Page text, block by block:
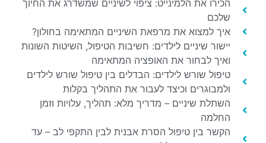
הכירו את הלמינייט: ציפוי לשיניים שמשדרג את החיוך
שלכם
איך למצוא את מרפאת השיניים המתאימה בחולון?
יישור שיניים לילדים: חשיבות הטיפול, השיטות השונות
ואיך לבחור את האופציה המתאימה
טיפול שורש לילדים: הבדלים בין טיפול שורש לילדים
ולמבוגרים וכיצד לעבור את התהליך בקלות
השתלת שיניים – מדריך מלא: תהליך, עלויות וזמן
החלמה
הקשר בין טיפול הסרת אבנית לבין התקפי לב – עד